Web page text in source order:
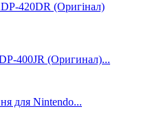
420DR (Оригінал)
400JR (Оригинал)...
для Nintendo...